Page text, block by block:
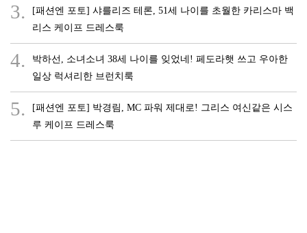
3.
[패션엔 포토] 샤를리즈 테론, 51세 나이를 초월한 카리스마 백
리스 케이프 드레스룩
4.
박하선, 소녀소녀 38세 나이를 잊었네! 페도라햇 쓰고 우아한
일상 럭셔리한 브런치룩
5.
[패션엔 포토] 박경림, MC 파워 제대로! 그리스 여신같은 시스
루 케이프 드레스룩